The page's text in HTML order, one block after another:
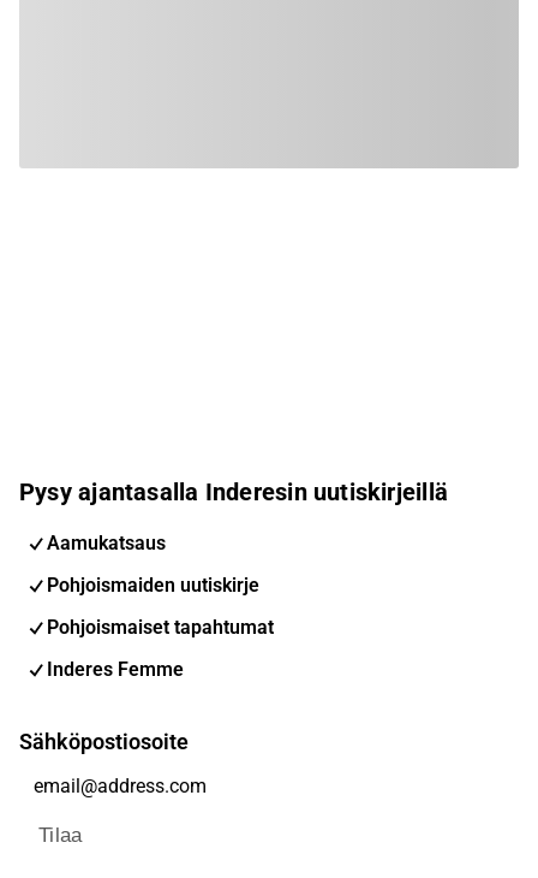
Pysy ajantasalla Inderesin uutiskirjeillä
Aamukatsaus
Pohjoismaiden uutiskirje
Pohjoismaiset tapahtumat
Inderes Femme
Sähköpostiosoite
Tilaa